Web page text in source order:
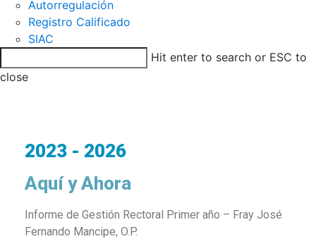
Autorregulación
Registro Calificado
SIAC
Hit enter to search or ESC to
close
2023 - 2026
Aquí y Ahora
Informe de Gestión Rectoral Primer año – Fray José
Fernando Mancipe, O.P.